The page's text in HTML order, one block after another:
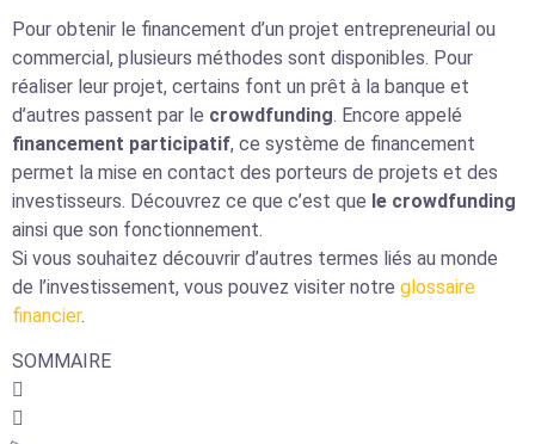
Pour obtenir le financement d’un projet entrepreneurial ou
commercial, plusieurs méthodes sont disponibles. Pour
réaliser leur projet, certains font un prêt à la banque et
d’autres passent par le crowdfunding. Encore appelé
financement participatif, ce système de financement
permet la mise en contact des porteurs de projets et des
investisseurs. Découvrez ce que c’est que le crowdfunding
ainsi que son fonctionnement.
Si vous souhaitez découvrir d’autres termes liés au monde
de l’investissement, vous pouvez visiter notre glossaire
financier.
SOMMAIRE